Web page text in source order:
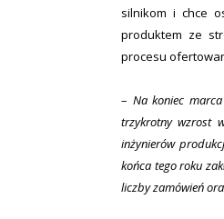
silnikom i chce
produktem ze
procesu
– Na koniec
trzykrotny wzrost
inżynierów
końca tego roku
liczby zamówień